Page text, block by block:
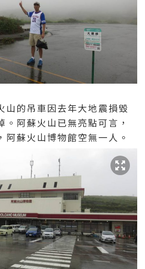
山的吊車因去年大地震損毀
。阿蘇火山已無亮點可言，
阿蘇火山博物館空無一人。